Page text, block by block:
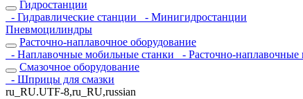
Гидростанции
- Гидравлические станции
- Минигидростанции
Пневмоцилиндры
Расточно-наплавочное оборудование
- Наплавочные мобильные станки
- Расточно-наплавочные
Смазочное оборудование
- Шприцы для смазки
ru_RU.UTF-8,ru_RU,russian